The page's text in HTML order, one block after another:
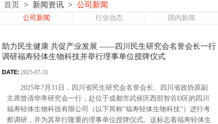
首页 > 新闻资讯 > 公司新闻
公司新闻 行业动态 国内新闻
助力民生健康 共促产业发展 ——四川民生研究会名誉会长一行
调研福寿轻体生物科技并举行理事单位授牌仪式
DATE: 2025-07-31
2025年7月31日，四川省民生研究会名誉会长、四川省政协原副
主席曾清华率研究会一行，赴位于成都市武侯区西部智谷D区的四川
福寿轻体生物科技有限公司（以下简称“福寿轻体生物科技”）进行考
察调研，并为其举行隆重的理事单位授牌仪式。这标志着福寿轻体生